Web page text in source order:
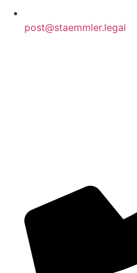
post@staemmler.legal